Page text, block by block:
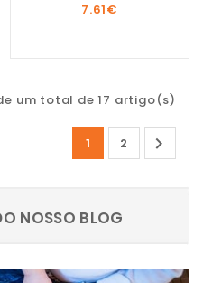
7.61€
um total de 17 artigo(s)
1 2 
NOSSO BLOG